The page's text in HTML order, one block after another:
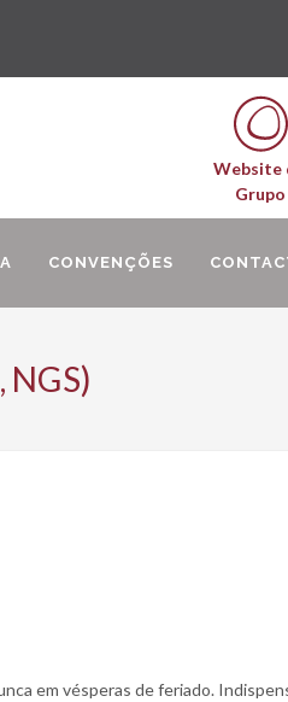
Website
Grupo
CONVENÇÕES
em vésperas de feriado.